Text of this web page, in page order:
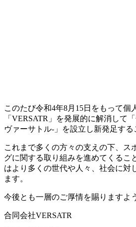
このたび令和4年8月15日をもって個
「VERSATR」を発展的に解消して
ヴァーサトル-」を設立し新発足する
これまで多くの方々の支えの下、ス
グに関する取り組みを進めてくるこ
はより多くの世代や人々、社会に対
ます。
今後とも一層のご厚情を賜りますよ
合同会社VERSATR